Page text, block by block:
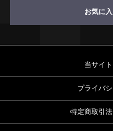
お気に
当サイ
プライバ
特定商取引